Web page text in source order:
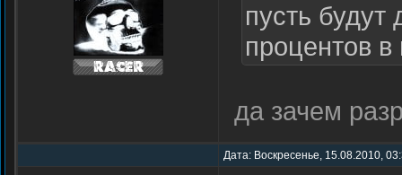
пусть
процентов в
да зачем
Дата: Воскресенье, 15.08.2010,